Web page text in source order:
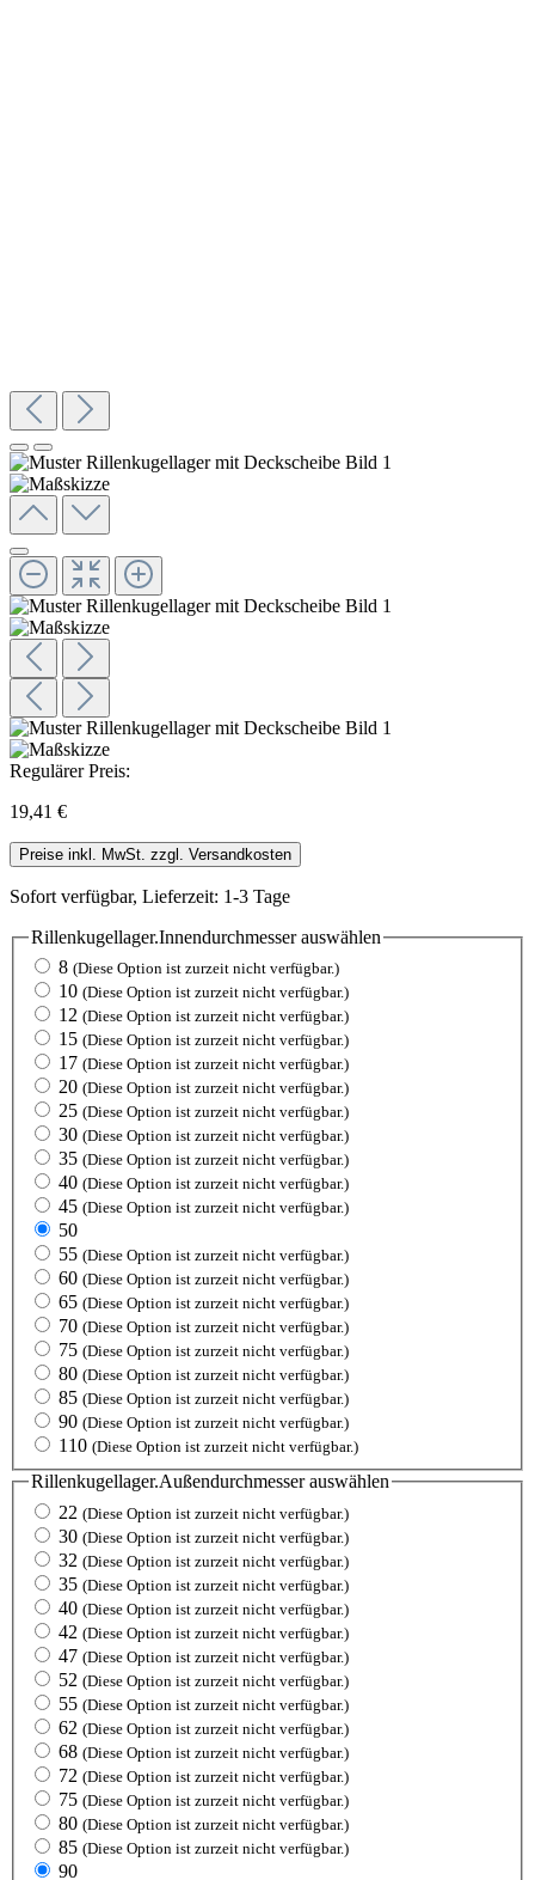
Regulärer Preis:
19,41 €
Preise inkl. MwSt. zzgl. Versandkosten
Sofort verfügbar, Lieferzeit: 1-3 Tage
Rillenkugellager.Innendurchmesserauswählen
8 (Diese Option ist zurzeit nicht verfügbar.)
10 (Diese Option ist zurzeit nicht verfügbar.)
12 (Diese Option ist zurzeit nicht verfügbar.)
15 (Diese Option ist zurzeit nicht verfügbar.)
17 (Diese Option ist zurzeit nicht verfügbar.)
20 (Diese Option ist zurzeit nicht verfügbar.)
25 (Diese Option ist zurzeit nicht verfügbar.)
30 (Diese Option ist zurzeit nicht verfügbar.)
35 (Diese Option ist zurzeit nicht verfügbar.)
40 (Diese Option ist zurzeit nicht verfügbar.)
45 (Diese Option ist zurzeit nicht verfügbar.)
50
55 (Diese Option ist zurzeit nicht verfügbar.)
60 (Diese Option ist zurzeit nicht verfügbar.)
65 (Diese Option ist zurzeit nicht verfügbar.)
70 (Diese Option ist zurzeit nicht verfügbar.)
75 (Diese Option ist zurzeit nicht verfügbar.)
80 (Diese Option ist zurzeit nicht verfügbar.)
85 (Diese Option ist zurzeit nicht verfügbar.)
90 (Diese Option ist zurzeit nicht verfügbar.)
110 (Diese Option ist zurzeit nicht verfügbar.)
Rillenkugellager.Außendurchmesserauswählen
22 (Diese Option ist zurzeit nicht verfügbar.)
30 (Diese Option ist zurzeit nicht verfügbar.)
32 (Diese Option ist zurzeit nicht verfügbar.)
35 (Diese Option ist zurzeit nicht verfügbar.)
40 (Diese Option ist zurzeit nicht verfügbar.)
42 (Diese Option ist zurzeit nicht verfügbar.)
47 (Diese Option ist zurzeit nicht verfügbar.)
52 (Diese Option ist zurzeit nicht verfügbar.)
55 (Diese Option ist zurzeit nicht verfügbar.)
62 (Diese Option ist zurzeit nicht verfügbar.)
68 (Diese Option ist zurzeit nicht verfügbar.)
72 (Diese Option ist zurzeit nicht verfügbar.)
75 (Diese Option ist zurzeit nicht verfügbar.)
80 (Diese Option ist zurzeit nicht verfügbar.)
85 (Diese Option ist zurzeit nicht verfügbar.)
90